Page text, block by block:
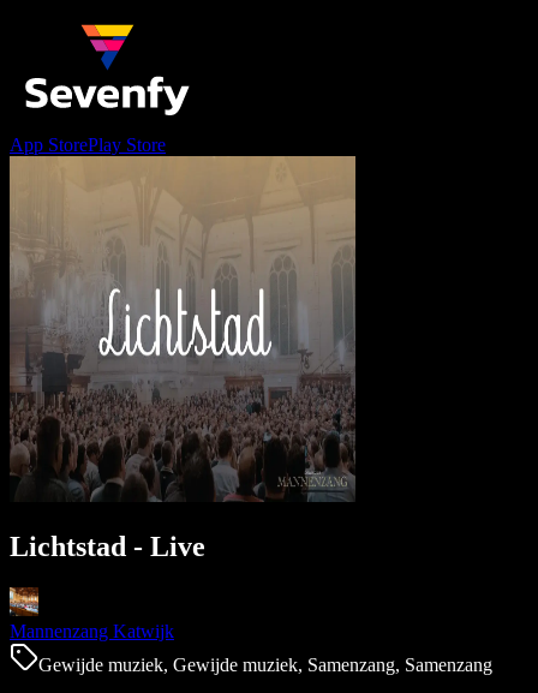
App StorePlay Store
Lichtstad - Live
Mannenzang Katwijk
Gewijde muziek, Gewijde muziek, Samenzang, Samenzang